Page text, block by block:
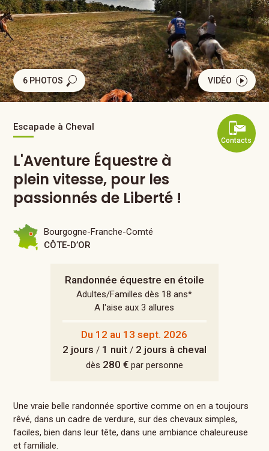
6 PHOTOS VIDÉO
Contacts
Escapade à Cheval
L'Aventure Équestre à
plein vitesse, pour les
passionnés de Liberté !
Randonnée équestre en étoile
Adultes/Familles dès 18 ans*
A l'aise aux 3 allures
Du 12 au 13 sept. 2026
2 jours / 1 nuit/ 2 jours à cheval
dès 280 €par personne
Bourgogne-Franche-Comté
CÔTE-D’OR
Une vraie belle randonnée sportive comme on en a toujours
rêvé, dans un cadre de verdure, sur des chevaux simples,
faciles, bien dans leur tête, dans une ambiance chaleureuse
et familiale.